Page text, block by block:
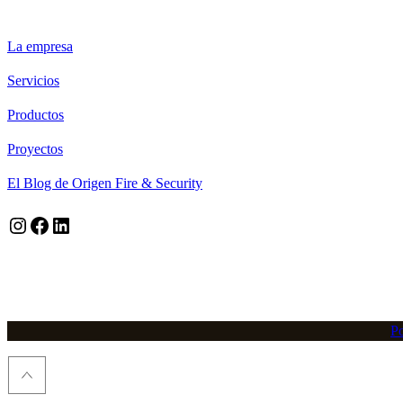
La empresa
Servicios
Productos
Proyectos
El Blog de Origen Fire & Security
Instagram
Facebook
LinkedIn